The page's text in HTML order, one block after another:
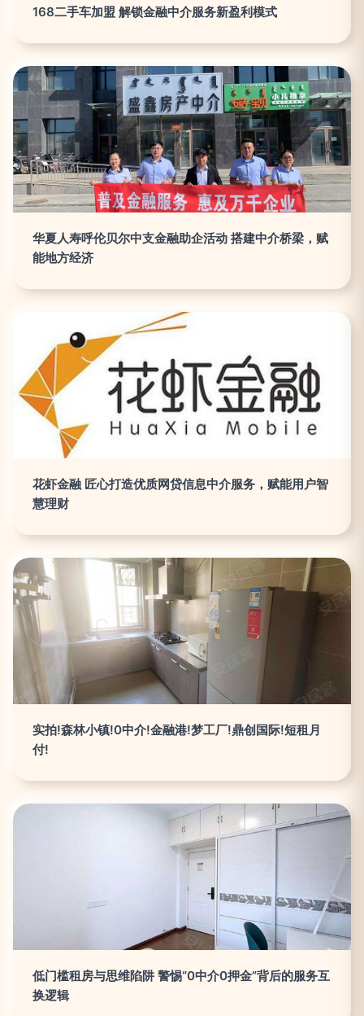
168二手车加盟 解锁金融中介服务新盈利模式
华夏人寿呼伦贝尔中支金融助企活动 搭建中介桥梁，赋
能地方经济
花虾金融 匠心打造优质网贷信息中介服务，赋能用户智
慧理财
实拍!森林小镇!0中介!金融港!梦工厂!鼎创国际!短租月
付!
低门槛租房与思维陷阱 警惕“0中介0押金”背后的服务互
换逻辑